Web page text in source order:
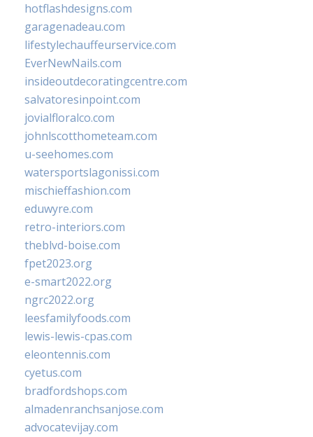
hotflashdesigns.com
garagenadeau.com
lifestylechauffeurservice.com
EverNewNails.com
insideoutdecoratingcentre.com
salvatoresinpoint.com
jovialfloralco.com
johnlscotthometeam.com
u-seehomes.com
watersportslagonissi.com
mischieffashion.com
eduwyre.com
retro-interiors.com
theblvd-boise.com
fpet2023.org
e-smart2022.org
ngrc2022.org
leesfamilyfoods.com
lewis-lewis-cpas.com
eleontennis.com
cyetus.com
bradfordshops.com
almadenranchsanjose.com
advocatevijay.com